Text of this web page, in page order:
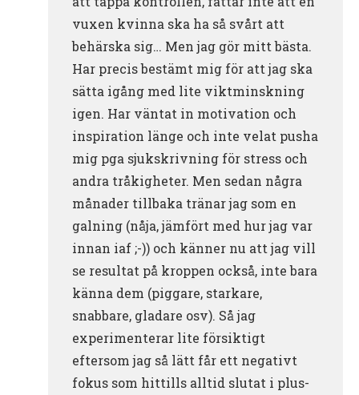
vuxen kvinna ska ha så svårt att
behärska sig… Men jag gör mitt bästa.
Har precis bestämt mig för att jag ska
sätta igång med lite viktminskning
igen. Har väntat in motivation och
inspiration länge och inte velat pusha
mig pga sjukskrivning för stress och
andra tråkigheter. Men sedan några
månader tillbaka tränar jag som en
galning (nåja, jämfört med hur jag var
innan iaf ;-)) och känner nu att jag vill
se resultat på kroppen också, inte bara
känna dem (piggare, starkare,
snabbare, gladare osv). Så jag
experimenterar lite försiktigt
eftersom jag så lätt får ett negativt
fokus som hittills alltid slutat i plus-